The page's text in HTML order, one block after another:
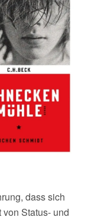
dass sich
Status- und